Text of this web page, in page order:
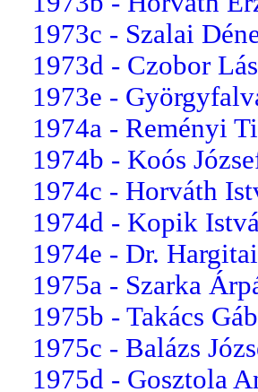
1973c - Szalai
1973d - Czobor
1973e -
1974a - Reményi
1974b - Koós
1974c - Horváth
1974d - Kopik
1974e - Dr.
1975a - Szarka
1975b - Takács
1975c - Balázs
1975d - Gosztola